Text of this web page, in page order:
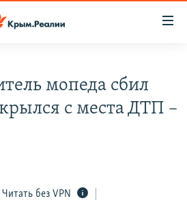
11 ИСТОРИЙ СОПРОТИВЛЕНИЯ
мопеда сбил
с места ДТП –
Читать без VPN